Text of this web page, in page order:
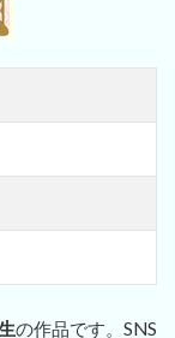
の作品です。SNS